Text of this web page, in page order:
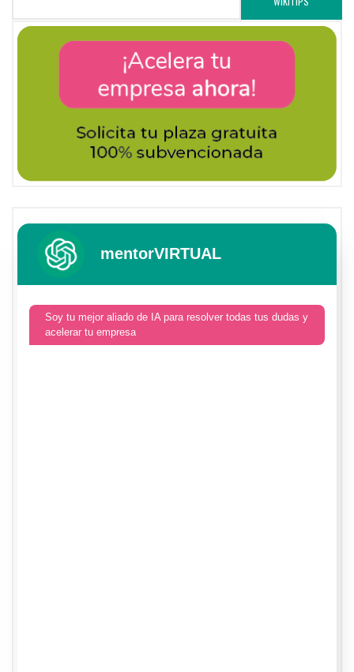
mentorVIRTUAL
Soy tu mejor aliado de IA para resolver todas tus dudas y
acelerar tu empresa